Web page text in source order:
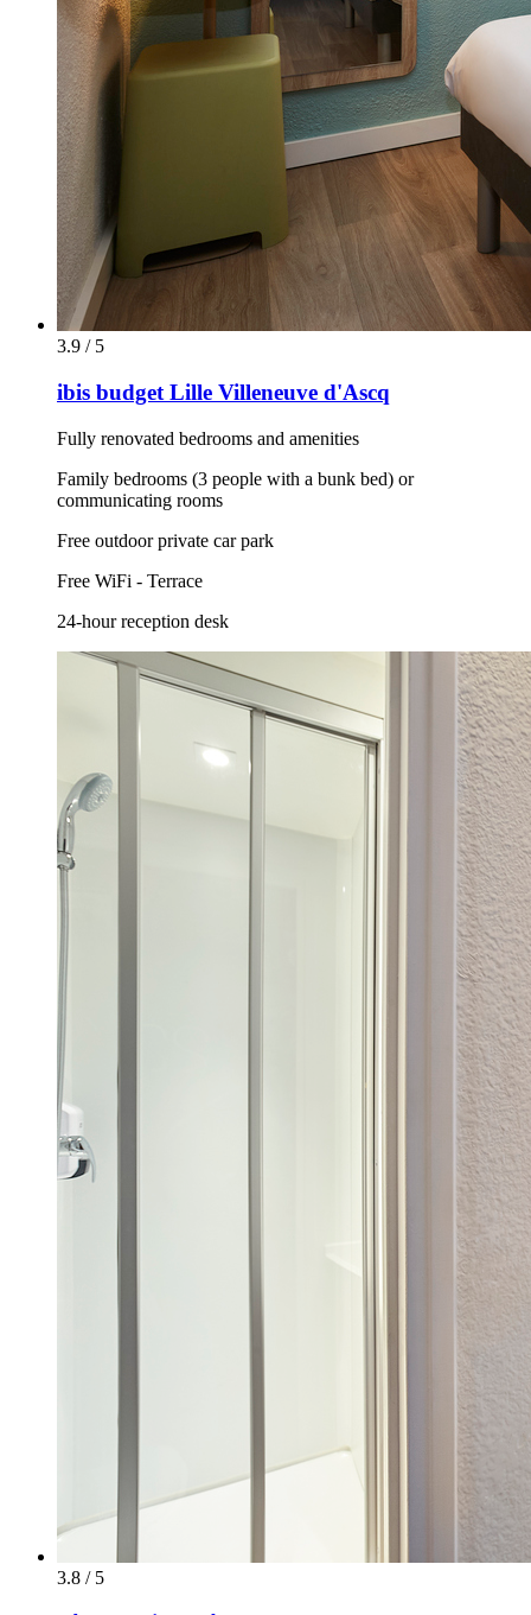
3.9 / 5
ibis budget Lille Villeneuve d'Ascq
Fully renovated bedrooms and amenities
Family bedrooms (3 people with a bunk bed) or
communicating rooms
Free outdoor private car park
Free WiFi - Terrace
24-hour reception desk
3.8 / 5